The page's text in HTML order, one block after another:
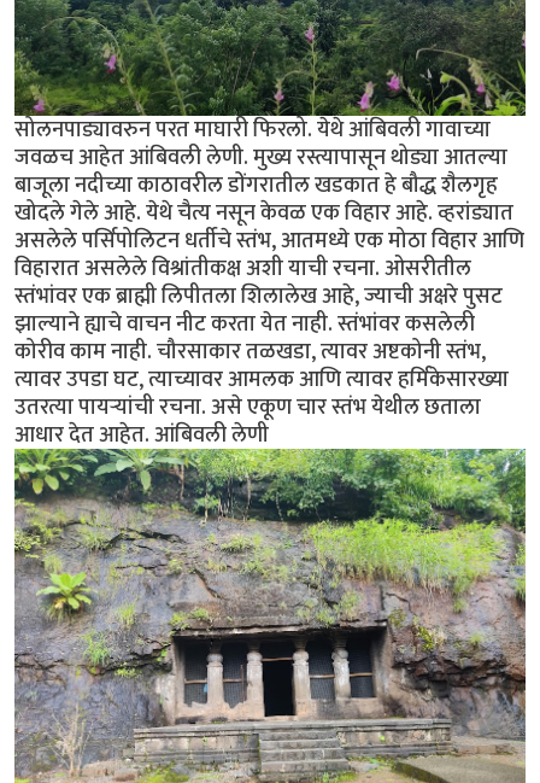
सोलनपाड्यावरुन परत माघारी फिरलो. येथे आंबिवली गावाच्या
जवळच आहेत आंबिवली लेणी. मुख्य रस्त्यापासून थोड्या आतल्या
बाजूला नदीच्या काठावरील डोंगरातील खडकात हे बौद्ध शैलगृह
खोदले गेले आहे. येथे चैत्य नसून केवळ एक विहार आहे. व्हरांड्यात
असलेले पर्सिपोलिटन धर्तीचे स्तंभ, आतमध्ये एक मोठा विहार आणि
विहारात असलेले विश्रांतीकक्ष अशी याची रचना. ओसरीतील
स्तंभांवर एक ब्राह्मी लिपीतला शिलालेख आहे, ज्याची अक्षरे पुसट
झाल्याने ह्याचे वाचन नीट करता येत नाही. स्तंभांवर कसलेली
कोरीव काम नाही. चौरसाकार तळखडा, त्यावर अष्टकोनी स्तंभ,
त्यावर उपडा घट, त्याच्यावर आमलक आणि त्यावर हर्मिकेसारख्या
उतरत्या पायर्‍यांची रचना. असे एकूण चार स्तंभ येथील छताला
आधार देत आहेत. आंबिवली लेणी